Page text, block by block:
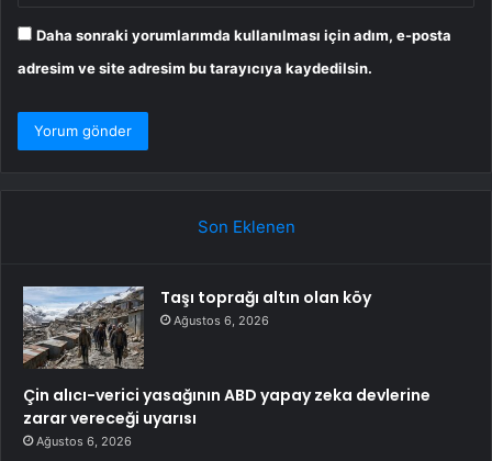
Daha sonraki yorumlarımda kullanılması için adım, e-posta
adresim ve site adresim bu tarayıcıya kaydedilsin.
Son Eklenen
Taşı toprağı altın olan köy
Ağustos 6, 2026
Çin alıcı-verici yasağının ABD yapay zeka devlerine
zarar vereceği uyarısı
Ağustos 6, 2026